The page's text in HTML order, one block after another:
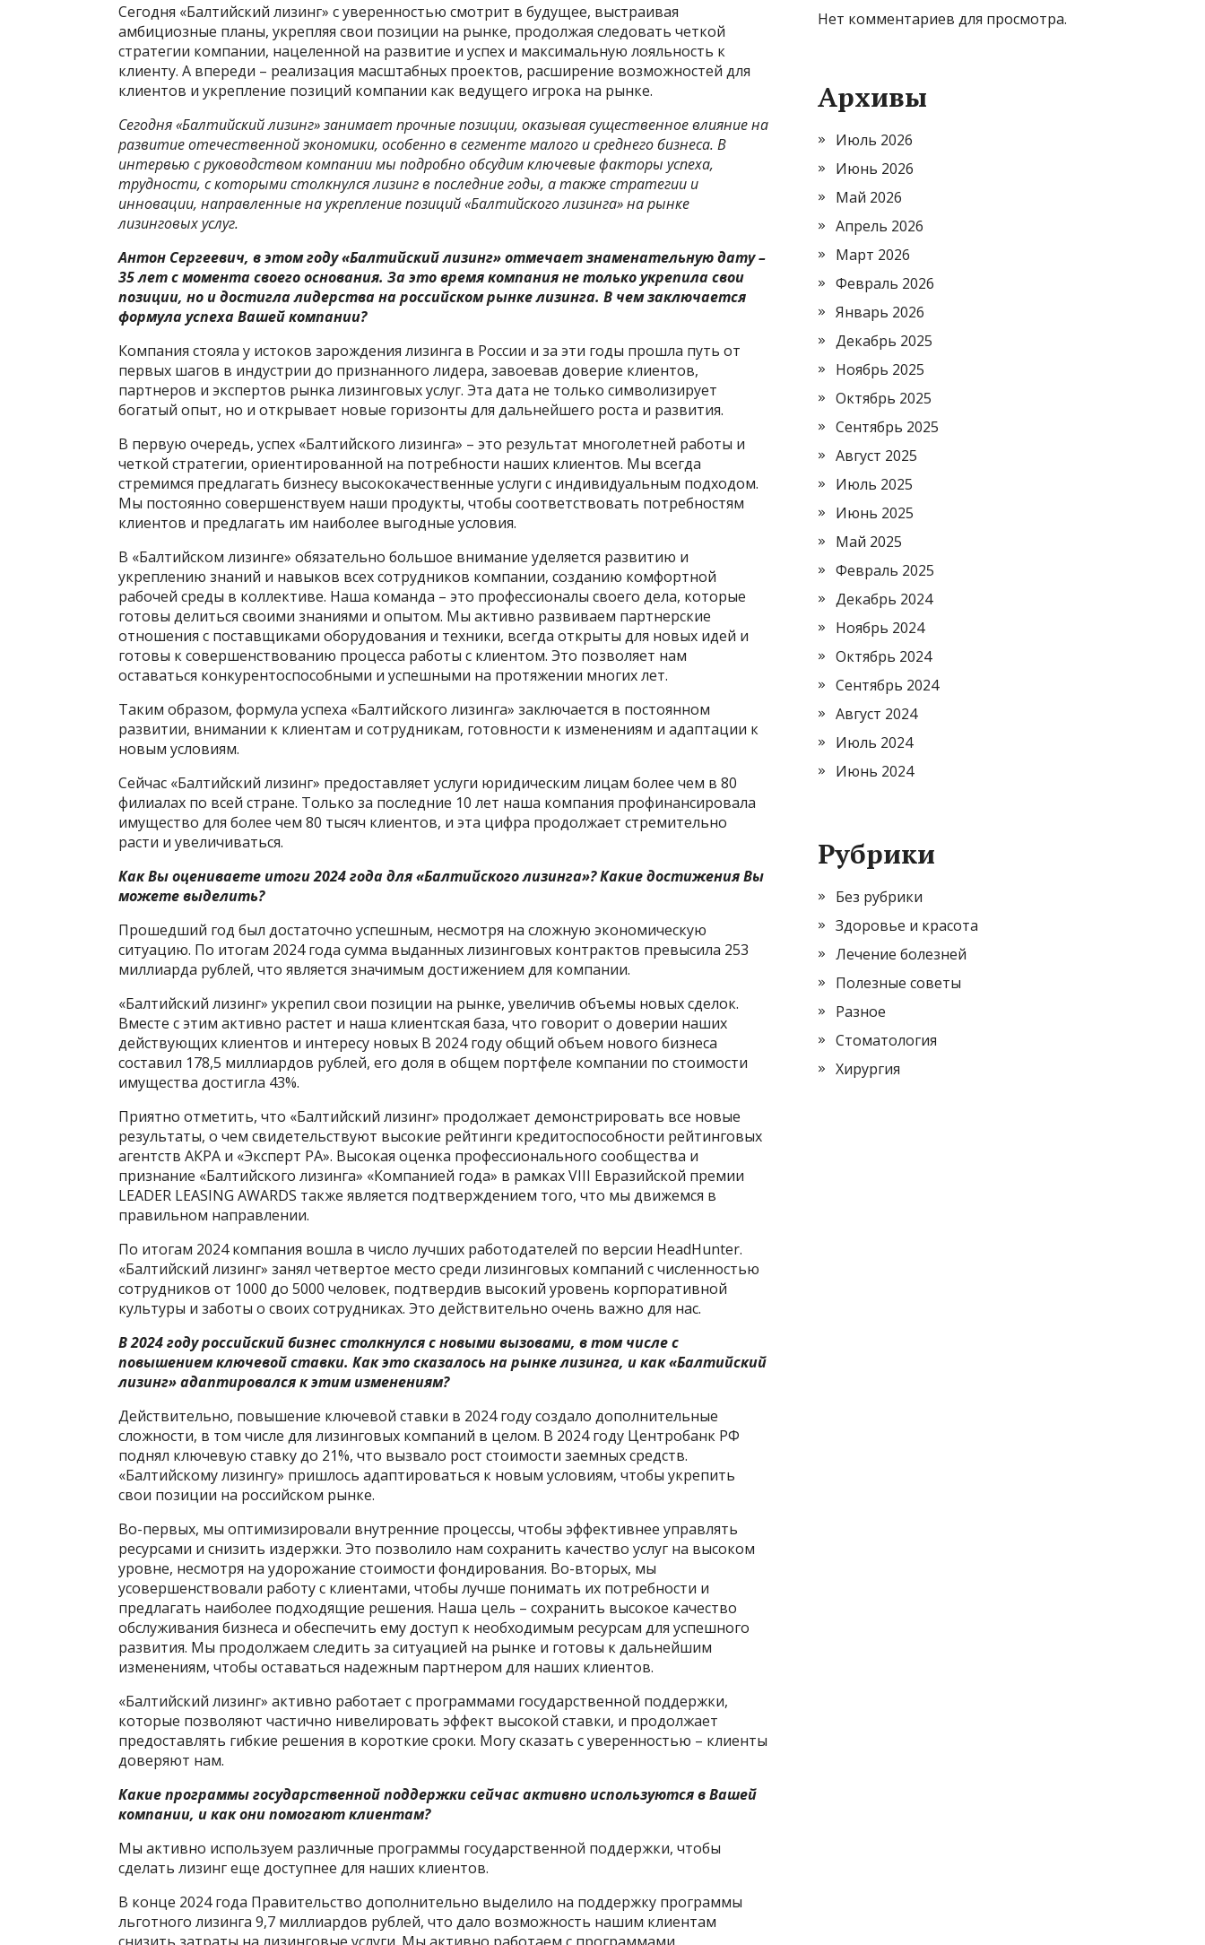
Сегодня «Балтийский лизинг» с уверенностью смотрит в будущее, выстраивая
амбициозные планы, укрепляя свои позиции на рынке, продолжая следовать четкой
стратегии компании, нацеленной на развитие и успех и максимальную лояльность к
клиенту. А впереди – реализация масштабных проектов, расширение возможностей для
клиентов и укрепление позиций компании как ведущего игрока на рынке.
Сегодня «Балтийский лизинг» занимает прочные позиции, оказывая существенное влияние на
развитие отечественной экономики, особенно в сегменте малого и среднего бизнеса. В
интервью с руководством компании мы подробно обсудим ключевые факторы успеха,
трудности, с которыми столкнулся лизинг в последние годы, а также стратегии и
инновации, направленные на укрепление позиций «Балтийского лизинга» на рынке
лизинговых услуг.
Антон Сергеевич, в этом году «Балтийский лизинг» отмечает знаменательную дату –
35 лет с момента своего основания. За это время компания не только укрепила свои
позиции, но и достигла лидерства на российском рынке лизинга. В чем заключается
формула успеха Вашей компании?
Компания стояла у истоков зарождения лизинга в России и за эти годы прошла путь от
первых шагов в индустрии до признанного лидера, завоевав доверие клиентов,
партнеров и экспертов рынка лизинговых услуг. Эта дата не только символизирует
богатый опыт, но и открывает новые горизонты для дальнейшего роста и развития.
В первую очередь, успех «Балтийского лизинга» – это результат многолетней работы и
четкой стратегии, ориентированной на потребности наших клиентов. Мы всегда
стремимся предлагать бизнесу высококачественные услуги с индивидуальным подходом.
Мы постоянно совершенствуем наши продукты, чтобы соответствовать потребностям
клиентов и предлагать им наиболее выгодные условия.
В «Балтийском лизинге» обязательно большое внимание уделяется развитию и
укреплению знаний и навыков всех сотрудников компании, созданию комфортной
рабочей среды в коллективе. Наша команда – это профессионалы своего дела, которые
готовы делиться своими знаниями и опытом. Мы активно развиваем партнерские
отношения с поставщиками оборудования и техники, всегда открыты для новых идей и
готовы к совершенствованию процесса работы с клиентом. Это позволяет нам
оставаться конкурентоспособными и успешными на протяжении многих лет.
Таким образом, формула успеха «Балтийского лизинга» заключается в постоянном
развитии, внимании к клиентам и сотрудникам, готовности к изменениям и адаптации к
новым условиям.
Сейчас «Балтийский лизинг» предоставляет услуги юридическим лицам более чем в 80
филиалах по всей стране. Только за последние 10 лет наша компания профинансировала
имущество для более чем 80 тысяч клиентов, и эта цифра продолжает стремительно
расти и увеличиваться.
Как Вы оцениваете итоги 2024 года для «Балтийского лизинга»? Какие достижения Вы
можете выделить?
Прошедший год был достаточно успешным, несмотря на сложную экономическую
ситуацию. По итогам 2024 года сумма выданных лизинговых контрактов превысила 253
миллиарда рублей, что является значимым достижением для компании.
«Балтийский лизинг» укрепил свои позиции на рынке, увеличив объемы новых сделок.
Вместе с этим активно растет и наша клиентская база, что говорит о доверии наших
действующих клиентов и интересу новых В 2024 году общий объем нового бизнеса
составил 178,5 миллиардов рублей, его доля в общем портфеле компании по стоимости
имущества достигла 43%.
Приятно отметить, что «Балтийский лизинг» продолжает демонстрировать все новые
результаты, о чем свидетельствуют высокие рейтинги кредитоспособности рейтинговых
агентств АКРА и «Эксперт РА». Высокая оценка профессионального сообщества и
признание «Балтийского лизинга» «Компанией года» в рамках VIII Евразийской премии
LEADER LEASING AWARDS также является подтверждением того, что мы движемся в
правильном направлении.
По итогам 2024 компания вошла в число лучших работодателей по версии HeadHunter.
«Балтийский лизинг» занял четвертое место среди лизинговых компаний с численностью
сотрудников от 1000 до 5000 человек, подтвердив высокий уровень корпоративной
культуры и заботы о своих сотрудниках. Это действительно очень важно для нас.
В 2024 году российский бизнес столкнулся с новыми вызовами, в том числе с
повышением ключевой ставки. Как это сказалось на рынке лизинга, и как «Балтийский
лизинг» адаптировался к этим изменениям?
Действительно, повышение ключевой ставки в 2024 году создало дополнительные
сложности, в том числе для лизинговых компаний в целом. В 2024 году Центробанк РФ
поднял ключевую ставку до 21%, что вызвало рост стоимости заемных средств.
«Балтийскому лизингу» пришлось адаптироваться к новым условиям, чтобы укрепить
свои позиции на российском рынке.
Во-первых, мы оптимизировали внутренние процессы, чтобы эффективнее управлять
ресурсами и снизить издержки. Это позволило нам сохранить качество услуг на высоком
уровне, несмотря на удорожание стоимости фондирования. Во-вторых, мы
усовершенствовали работу с клиентами, чтобы лучше понимать их потребности и
предлагать наиболее подходящие решения. Наша цель – сохранить высокое качество
обслуживания бизнеса и обеспечить ему доступ к необходимым ресурсам для успешного
развития. Мы продолжаем следить за ситуацией на рынке и готовы к дальнейшим
изменениям, чтобы оставаться надежным партнером для наших клиентов.
«Балтийский лизинг» активно работает с программами государственной поддержки,
которые позволяют частично нивелировать эффект высокой ставки, и продолжает
предоставлять гибкие решения в короткие сроки. Могу сказать с уверенностью – клиенты
доверяют нам.
Какие программы государственной поддержки сейчас активно используются в Вашей
компании, и как они помогают клиентам?
Мы активно используем различные программы государственной поддержки, чтобы
сделать лизинг еще доступнее для наших клиентов.
В конце 2024 года Правительство дополнительно выделило на поддержку программы
льготного лизинга 9,7 миллиардов рублей, что дало возможность нашим клиентам
Нет комментариев для просмотра.
Архивы
Июль 2026
Июнь 2026
Май 2026
Апрель 2026
Март 2026
Февраль 2026
Январь 2026
Декабрь 2025
Ноябрь 2025
Октябрь 2025
Сентябрь 2025
Август 2025
Июль 2025
Июнь 2025
Май 2025
Февраль 2025
Декабрь 2024
Ноябрь 2024
Октябрь 2024
Сентябрь 2024
Август 2024
Июль 2024
Июнь 2024
Рубрики
Без рубрики
Здоровье и красота
Лечение болезней
Полезные советы
Разное
Стоматология
Хирургия